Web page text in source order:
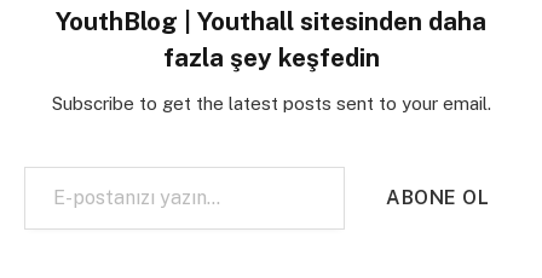
YouthBlog | Youthall sitesinden daha
fazla şey keşfedin
Subscribe to get the latest posts sent to your email.
E-postanızı yazın…
ABONE OL